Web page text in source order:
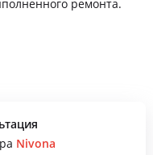
ремонта.
Nivona